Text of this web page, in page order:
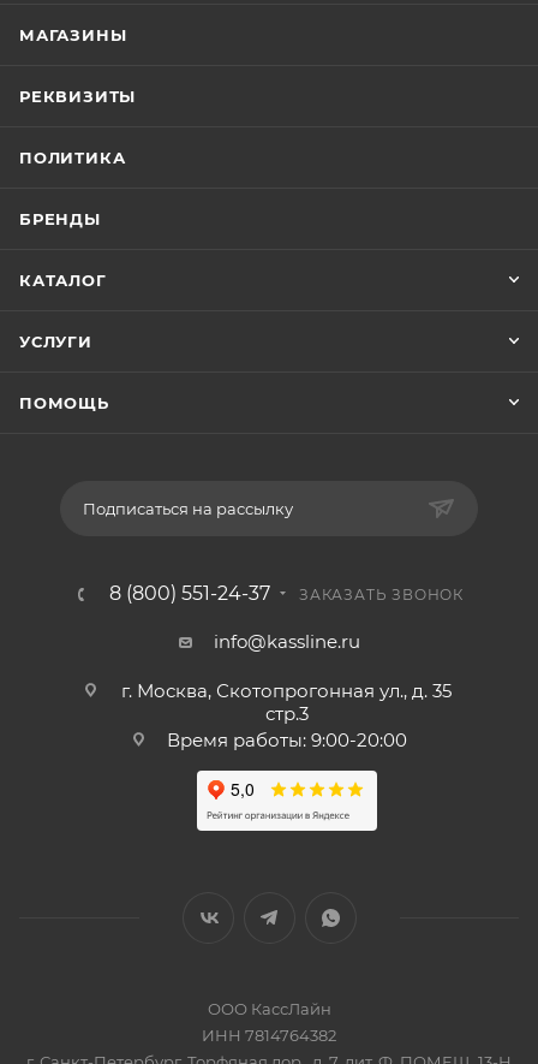
МАГАЗИНЫ
РЕКВИЗИТЫ
ПОЛИТИКА
БРЕНДЫ
КАТАЛОГ
УСЛУГИ
ПОМОЩЬ
Подписаться на рассылку
8 (800) 551-24-37 ЗАКАЗАТЬ ЗВОНОК
info@kassline.ru
г. Москва, Скотопрогонная ул., д. 35
стр.3
Время работы: 9:00-20:00
ООО КассЛайн
ИНН 7814764382